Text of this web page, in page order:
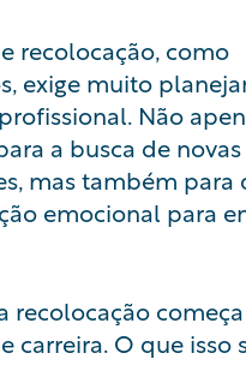
recolocação, como
exige muito
Não
a busca de novas
mas também para
emocional para
recolocação
carreira. O que isso